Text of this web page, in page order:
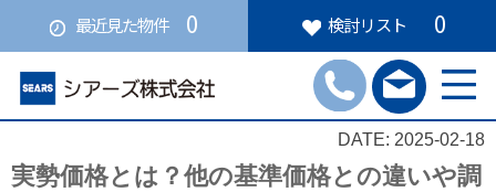
最近見た物件 0 検討リスト 0
DATE: 2025-02-18
実勢価格とは？他の基準価格との違いや調